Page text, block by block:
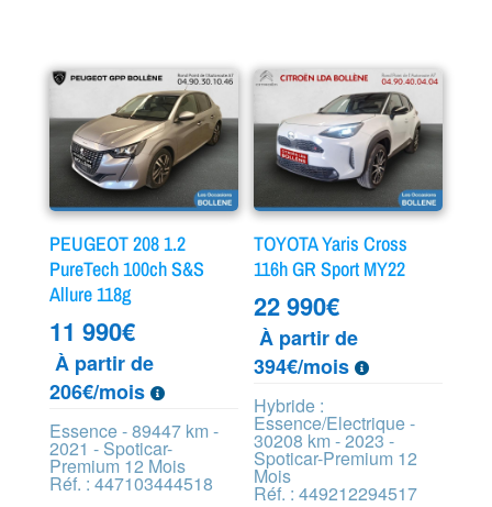
PEUGEOT 208 1.2
PureTech 100ch S&S
Allure 118g
11 990€
À partir de
206€/mois
Essence - 89447 km -
2021 - Spoticar-
Premium 12 Mois
Réf. : 447103444518
TOYOTA Yaris Cross
116h GR Sport MY22
22 990€
À partir de
394€/mois
Hybride :
Essence/Electrique -
30208 km - 2023 -
Spoticar-Premium 12
Mois
Réf. : 449212294517